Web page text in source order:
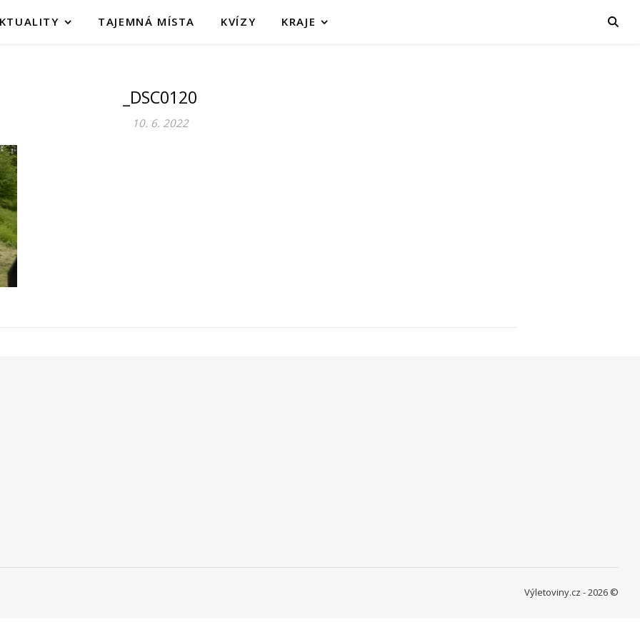
TAJEMNÁ MÍSTA KVÍZY KRAJE
_DSC0120
10. 6. 2022
Výletoviny.cz - 2026 ©